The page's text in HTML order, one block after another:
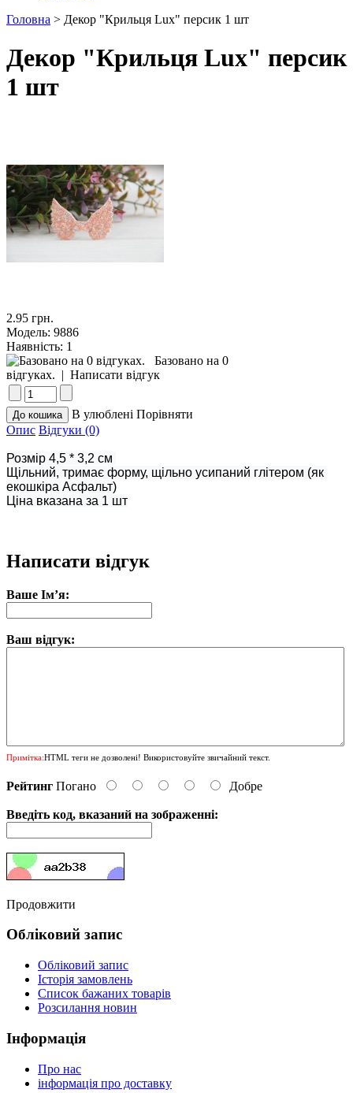
Головна > Декор "Крильця Lux" персик 1 шт
Декор "Крильця Lux" персик
1 шт
2.95 грн.
Модель: 9886
Наявність: 1
Базовано на 0
відгуках. | Написати відгук
В улюблені Порівняти
Опис Відгуки (0)
Розмір 4,5 * 3,2 см
Щільний, тримає форму, щільно усипаний глітером (як
екошкіра Асфальт)
Ціна вказана за 1 шт
Написати відгук
Ваше Ім’я:
Ваш відгук:
Примітка:HTML теги не дозволені! Використовуйте звичайний текст.
Рейтинг Погано Добре
Введіть код, вказаний на зображенні:
Продовжити
Обліковий запис
Обліковий запис
Історія замовлень
Список бажаних товарів
Розсилання новин
Інформація
Про нас
інформація про доставку